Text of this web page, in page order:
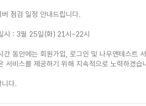
점검 일정 안내드립니다.
시 : 3월 25일(화) 21시~22시
간 동안에는 회원가입, 로그인 및 나우앤테스트
서비스를 제공하기 위해 지속적으로 노력하겠습
니다.